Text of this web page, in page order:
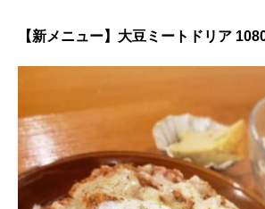
【新メニュー】大豆ミートドリア